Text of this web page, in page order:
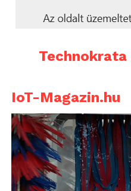
Technokrata
IoT-Magazin.hu